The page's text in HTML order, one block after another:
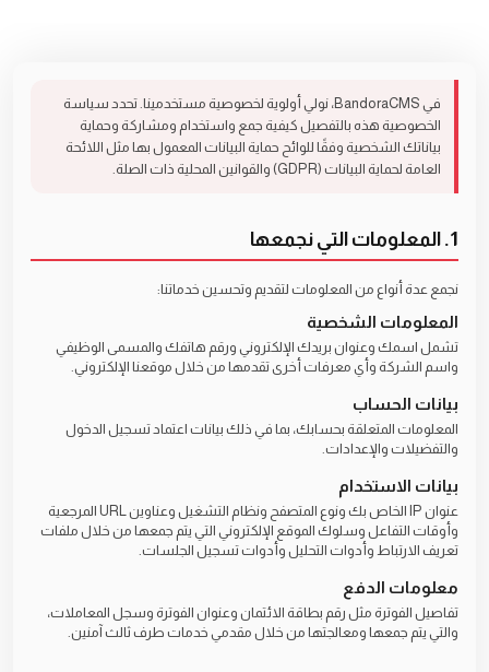
في BandoraCMS، نولي أولوية لخصوصية مستخدمينا. تحدد سياسة
الخصوصية هذه بالتفصيل كيفية جمع واستخدام ومشاركة وحماية
بياناتك الشخصية وفقًا للوائح حماية البيانات المعمول بها مثل اللائحة
العامة لحماية البيانات (GDPR) والقوانين المحلية ذات الصلة.
1. المعلومات التي نجمعها
نجمع عدة أنواع من المعلومات لتقديم وتحسين خدماتنا:
المعلومات الشخصية
تشمل اسمك وعنوان بريدك الإلكتروني ورقم هاتفك والمسمى الوظيفي
واسم الشركة وأي معرفات أخرى تقدمها من خلال موقعنا الإلكتروني.
بيانات الحساب
المعلومات المتعلقة بحسابك، بما في ذلك بيانات اعتماد تسجيل الدخول
والتفضيلات والإعدادات.
بيانات الاستخدام
عنوان IP الخاص بك ونوع المتصفح ونظام التشغيل وعناوين URL المرجعية
وأوقات التفاعل وسلوك الموقع الإلكتروني التي يتم جمعها من خلال ملفات
تعريف الارتباط وأدوات التحليل وأدوات تسجيل الجلسات.
معلومات الدفع
تفاصيل الفوترة مثل رقم بطاقة الائتمان وعنوان الفوترة وسجل المعاملات،
والتي يتم جمعها ومعالجتها من خلال مقدمي خدمات طرف ثالث آمنين.